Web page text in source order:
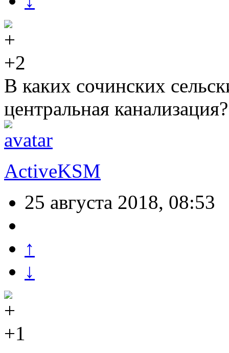
+2
В каких сочинских
центральная канализация?
ActiveKSM
25 августа 2018, 08:53
↑
↓
+1